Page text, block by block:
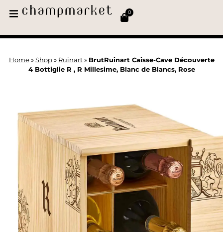
0
Home» Shop» Ruinart» BrutRuinart Caisse-Cave Découverte
4 Bottiglie R , R Millesime, Blanc de Blancs, Rose